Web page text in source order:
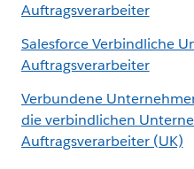
Auftragsverarbeiter
Salesforce Verbindliche
Auftragsverarbeiter
Verbundene
die verbindlichen
Auftragsverarbeiter (UK)